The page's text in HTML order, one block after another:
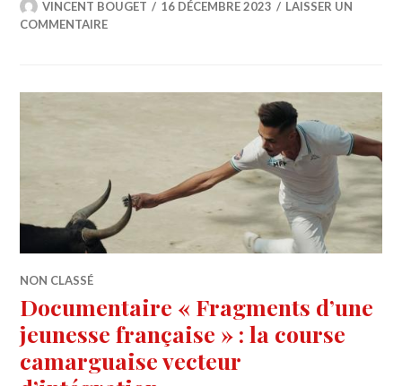
VINCENT BOUGET 16 DÉCEMBRE 2023
LAISSER UN
COMMENTAIRE
NON CLASSÉ
Documentaire « Fragments d’une
jeunesse française » : la course
camarguaise vecteur